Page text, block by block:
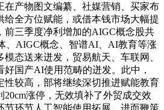
在产物图文编纂、社媒营销、买家布
给全方位赋能，或借本钱市场大幅提
前三季度净利增加的AIGC概念股共
、AIGC概念、智谱AI、AI教育等涨
态送来迸发，贸易航天、车联网、
国产AI使用范畴的迸发。此中，
性较高，部将继续深切推进赋能教育
涨停，无效填补了外贸成交效
节环节人工智能使用拓展。进而鞭策